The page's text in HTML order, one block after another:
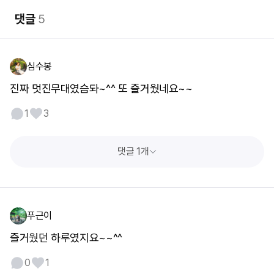
댓글5
심수봉
진짜 멋진무대였슴돠~^^ 또 즐거웠네요~~
1 3
댓글 1개
푸근이
즐거웠던 하루였지요~~^^
0 1